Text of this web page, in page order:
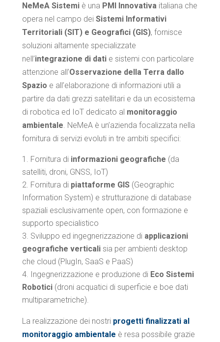
NeMeA Sistemiè una PMI Innovativa italiana che
opera nel campo dei Sistemi Informativi
Territoriali (SIT) e Geografici (GIS), fornisce
soluzioni altamente specializzate
nell’integrazione di datie sistemi con particolare
attenzione all’Osservazione della Terra dallo
Spazio e all’elaborazione di informazioni utili a
partire da dati grezzi satellitari e da un ecosistema
di robotica ed IoT dedicato al monitoraggio
ambientale . NeMeA è un’azienda focalizzata nella
fornitura di servizi evoluti in tre ambiti specifici:
Fornitura di informazioni geografiche (da
satelliti, droni, GNSS, IoT)
Fornitura di piattaforme GIS(Geographic
Information System) e strutturazione di database
spaziali esclusivamente open, con formazione e
supporto specialistico
Sviluppo ed ingegnerizzazione di applicazioni
geografiche verticalisia per ambienti desktop
che cloud (PlugIn, SaaS e PaaS)
Ingegnerizzazione e produzione di Eco Sistemi
Robotici(droni acquatici di superficie e boe dati
multiparametriche).
La realizzazione dei nostri progetti finalizzati al
monitoraggio ambientale è resa possibile grazie